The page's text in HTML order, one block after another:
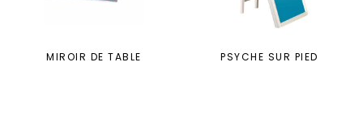
MIROIR DE TABLE PSYCHE SUR PIED